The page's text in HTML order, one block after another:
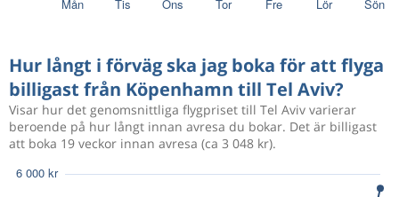
Hur långt i förväg ska jag boka för att flyga
billigast från Köpenhamn till Tel Aviv?
Visar hur det genomsnittliga flygpriset till Tel Aviv varierar
beroende på hur långt innan avresa du bokar. Det är billigast
att boka 19 veckor innan avresa (ca 3 048 kr).